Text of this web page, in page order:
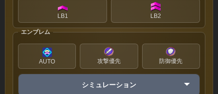
LB1 LB2
エンブレム
AUTO 攻撃優先 防御優先
シミュレーション